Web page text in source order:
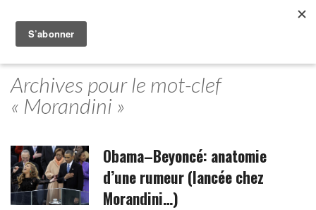
Archives pour le mot-clef
« Morandini »
Obama–Beyoncé: anatomie
d’une rumeur (lancée chez
Morandini…)